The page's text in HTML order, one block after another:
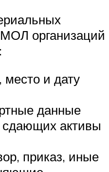
организаций
и дату
данные
активы
приказ, иные